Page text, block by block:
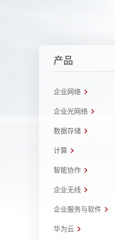
产品
企业网络
企业光网络
数据存储
计算
智能协作
企业无线
企业服务与软件
华为云